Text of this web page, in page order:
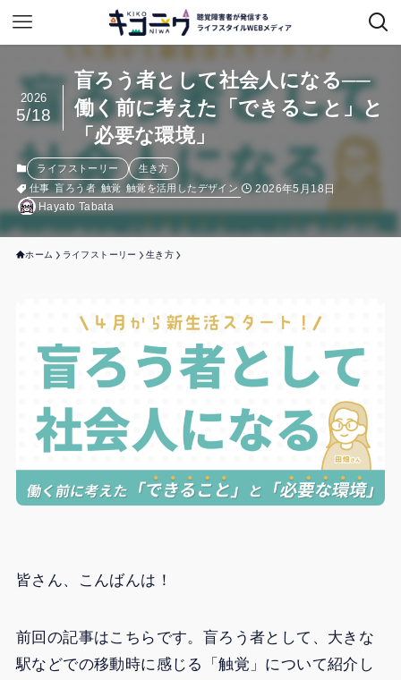
盲ろう者として社会人になる──
働く前に考えた「できること」と
「必要な環境」
2026
5/18
ライフストーリー
生き方
仕事 盲ろう者 触覚 触覚を活用したデザイン
2026年5月18日
Hayato Tabata
ホーム ライフストーリー 生き方
皆さん、こんばんは！
前回の記事はこちらです。盲ろう者として、大きな
駅などでの移動時に感じる「触覚」について紹介し